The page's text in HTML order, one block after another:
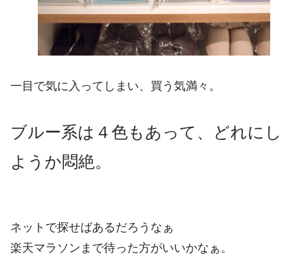
一目で気に入ってしまい、買う気満々。
ブルー系は４色もあって、どれにし
ようか悶絶。
ネットで探せばあるだろうなぁ
楽天マラソンまで待った方がいいかなぁ。